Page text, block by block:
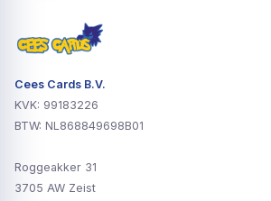
Cees Cards B.V.
KVK: 99183226
BTW: NL868849698B01
Roggeakker 31
3705 AW Zeist